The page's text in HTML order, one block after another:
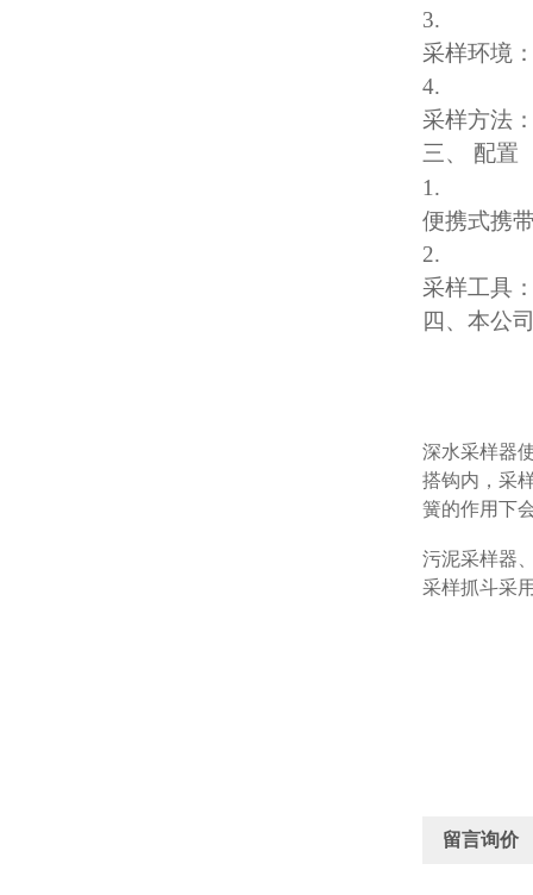
3.
采样环境
4.
采样方法
三、
配置
1.
便携式携
2.
采样工具
四、本公
深水采样器
搭钩内，采
簧的作用下
污泥采样器
采样抓斗采
留言询价